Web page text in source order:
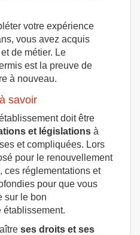
votre expérience
vous avez acquis
de métier. Le
est la preuve de
à nouveau.
savoir
doit être
et législations à
et compliquées. Lors
pour le renouvellement
ces réglementations et
pour que vous
sur le bon
établissement.
ses droits et ses